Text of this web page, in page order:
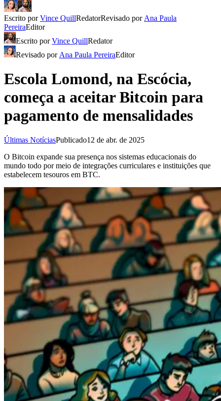
Escrito porVince QuillRedatorRevisado por Ana Paula
PereiraEditor
Escrito porVince QuillRedator
Revisado por Ana Paula PereiraEditor
Escola Lomond, na Escócia,
começa a aceitar Bitcoin para
pagamento de mensalidades
Últimas NotíciasPublicado12 de abr. de 2025
O Bitcoin expande sua presença nos sistemas educacionais do
mundo todo por meio de integrações curriculares e instituições que
estabelecem tesouros em BTC.